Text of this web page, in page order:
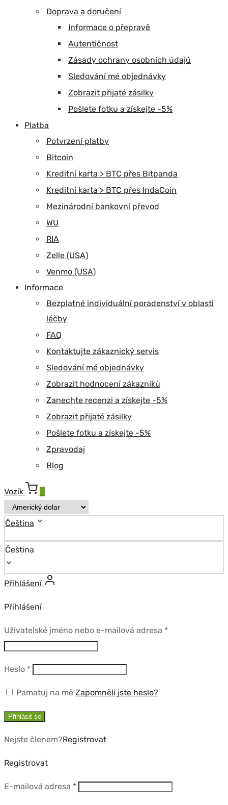
Doprava a doručení
Informace o přepravě
Autentičnost
Zásady ochrany osobních údajů
Sledování mé objednávky
Zobrazit přijaté zásilky
Pošlete fotku a získejte -5%
Platba
Potvrzení platby
Bitcoin
Kreditní karta > BTC přes Bitpanda
Kreditní karta > BTC přes IndaCoin
Mezinárodní bankovní převod
WU
RIA
Zelle (USA)
Venmo (USA)
Informace
Bezplatné individuální poradenství v oblasti
léčby
FAQ
Kontaktujte zákaznický servis
Sledování mé objednávky
Zobrazit hodnocení zákazníků
Zanechte recenzi a získejte -5%
Zobrazit přijaté zásilky
Pošlete fotku a získejte -5%
Zpravodaj
Blog
Vozík
Čeština
Čeština
Přihlášení
Přihlášení
Uživatelské jméno nebo e-mailová adresa *Povinné
Heslo *Povinné
Pamatuj na mě Zapomněli jste heslo?
Přihlásit se
Nejste členem?Registrovat
Registrovat
E-mailová adresa *Povinné